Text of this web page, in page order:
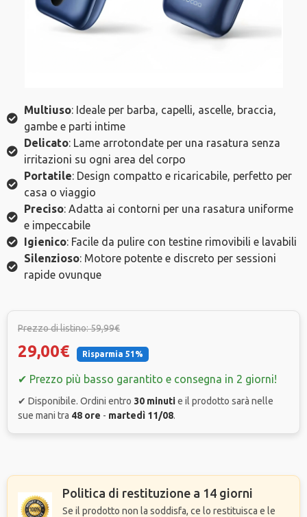
Multiuso: Ideale per barba, capelli, ascelle, braccia,
gambe e parti intime
Delicato: Lame arrotondate per una rasatura senza
irritazioni su ogni area del corpo
Portatile: Design compatto e ricaricabile, perfetto per
casa o viaggio
Preciso: Adatta ai contorni per una rasatura uniforme
e impeccabile
Igienico: Facile da pulire con testine rimovibili e lavabili
Silenzioso: Motore potente e discreto per sessioni
rapide ovunque
Prezzo di listino: 59,99€
29,00€ Risparmia 51%
✔ Prezzo più basso garantito e consegna in 2 giorni!
✔ Disponibile. Ordini entro 30 minutie il prodotto sarà nelle
sue mani tra 48 ore - martedì 11/08.
Politica di restituzione a 14 giorni
Se il prodotto non la soddisfa, ce lo restituisca e le